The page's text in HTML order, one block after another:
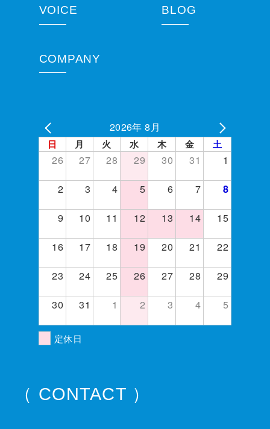
VOICE BLOG
COMPANY
2026年 8月
日 月 火 水 木 金 土
26 27 28 29 30 31
1
2
3 4 5 6 7 8
9 10 11 12 13 14
15
16
17 18 19 20 21
22
23
24 25 26 27 28
29
30
31 1 2 3 4 5
定休日
（ CONTACT ）